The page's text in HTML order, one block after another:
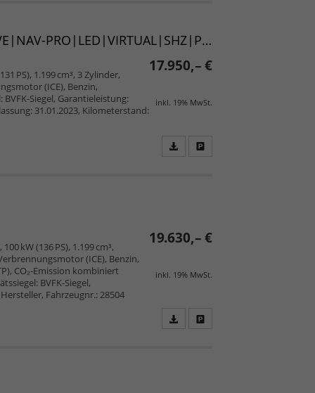
GS "25th Anniversary" 1.2 Turbo 130 AT ACTIVEDRIVE|NAV-PRO|LED|VIRTUAL|SHZ|PARKGO|UVM. (Vorlauf 06.08.2026)
17.950,– €
inkl. 19% MwSt.
PS), 1.199 cm³, 3 Zylinder,
(ICE), Benzin,
Siegel, Garantieleistung:
31.01.2023, Kilometerstand:
19.630,– €
inkl. 19% MwSt.
kW (136 PS), 1.199 cm³,
(ICE), Benzin,
CO₂-Emission kombiniert
BVFK-Siegel,
Fahrzeugnr.: 28504